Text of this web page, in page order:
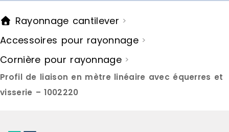
Rayonnage cantilever >
Accessoires pour rayonnage >
Cornière pour rayonnage >
Profil de liaison en mètre linéaire avec équerres et
visserie – 1002220